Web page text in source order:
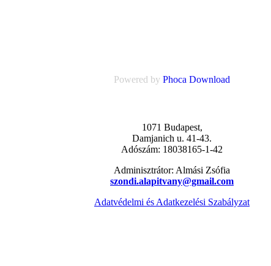
Powered by Phoca Download
1071 Budapest,
Damjanich u. 41-43.
Adószám: 18038165-1-42
Adminisztrátor: Almási Zsófia
szondi.alapitvany@gmail.com
Adatvédelmi és Adatkezelési Szabályzat